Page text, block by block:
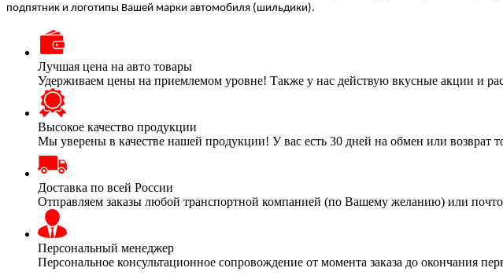
подпятник и логотипы Вашей марки автомобиля (шильдики).
Лучшая цена на авто товары
Удерживаем цены на приемлемом уровне! Также у нас действую вкусные акции и
Высокое качество продукции
Мы уверены в качестве нашей продукции! У вас есть 30 дней на обмен или возврат
Доставка по всей России
Отправляем заказы любой транспортной компанией (по Вашему желанию) или
Персональный менеджер
Персональное консультационное сопровождение от момента заказа до окончания